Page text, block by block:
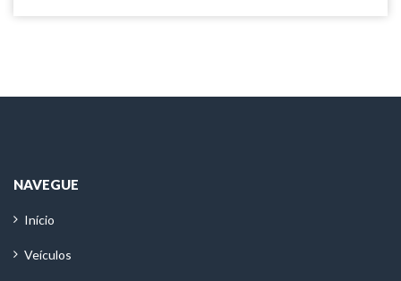
NAVEGUE
Início
Veículos